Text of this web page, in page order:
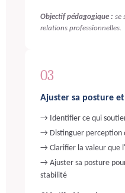
Objectif pédagogique : se
relations professionnelles.
03
Ajuster sa posture
→ Identifier ce qui
→ Distinguer perception
→ Clarifier la valeur que
→ Ajuster sa posture
stabilité